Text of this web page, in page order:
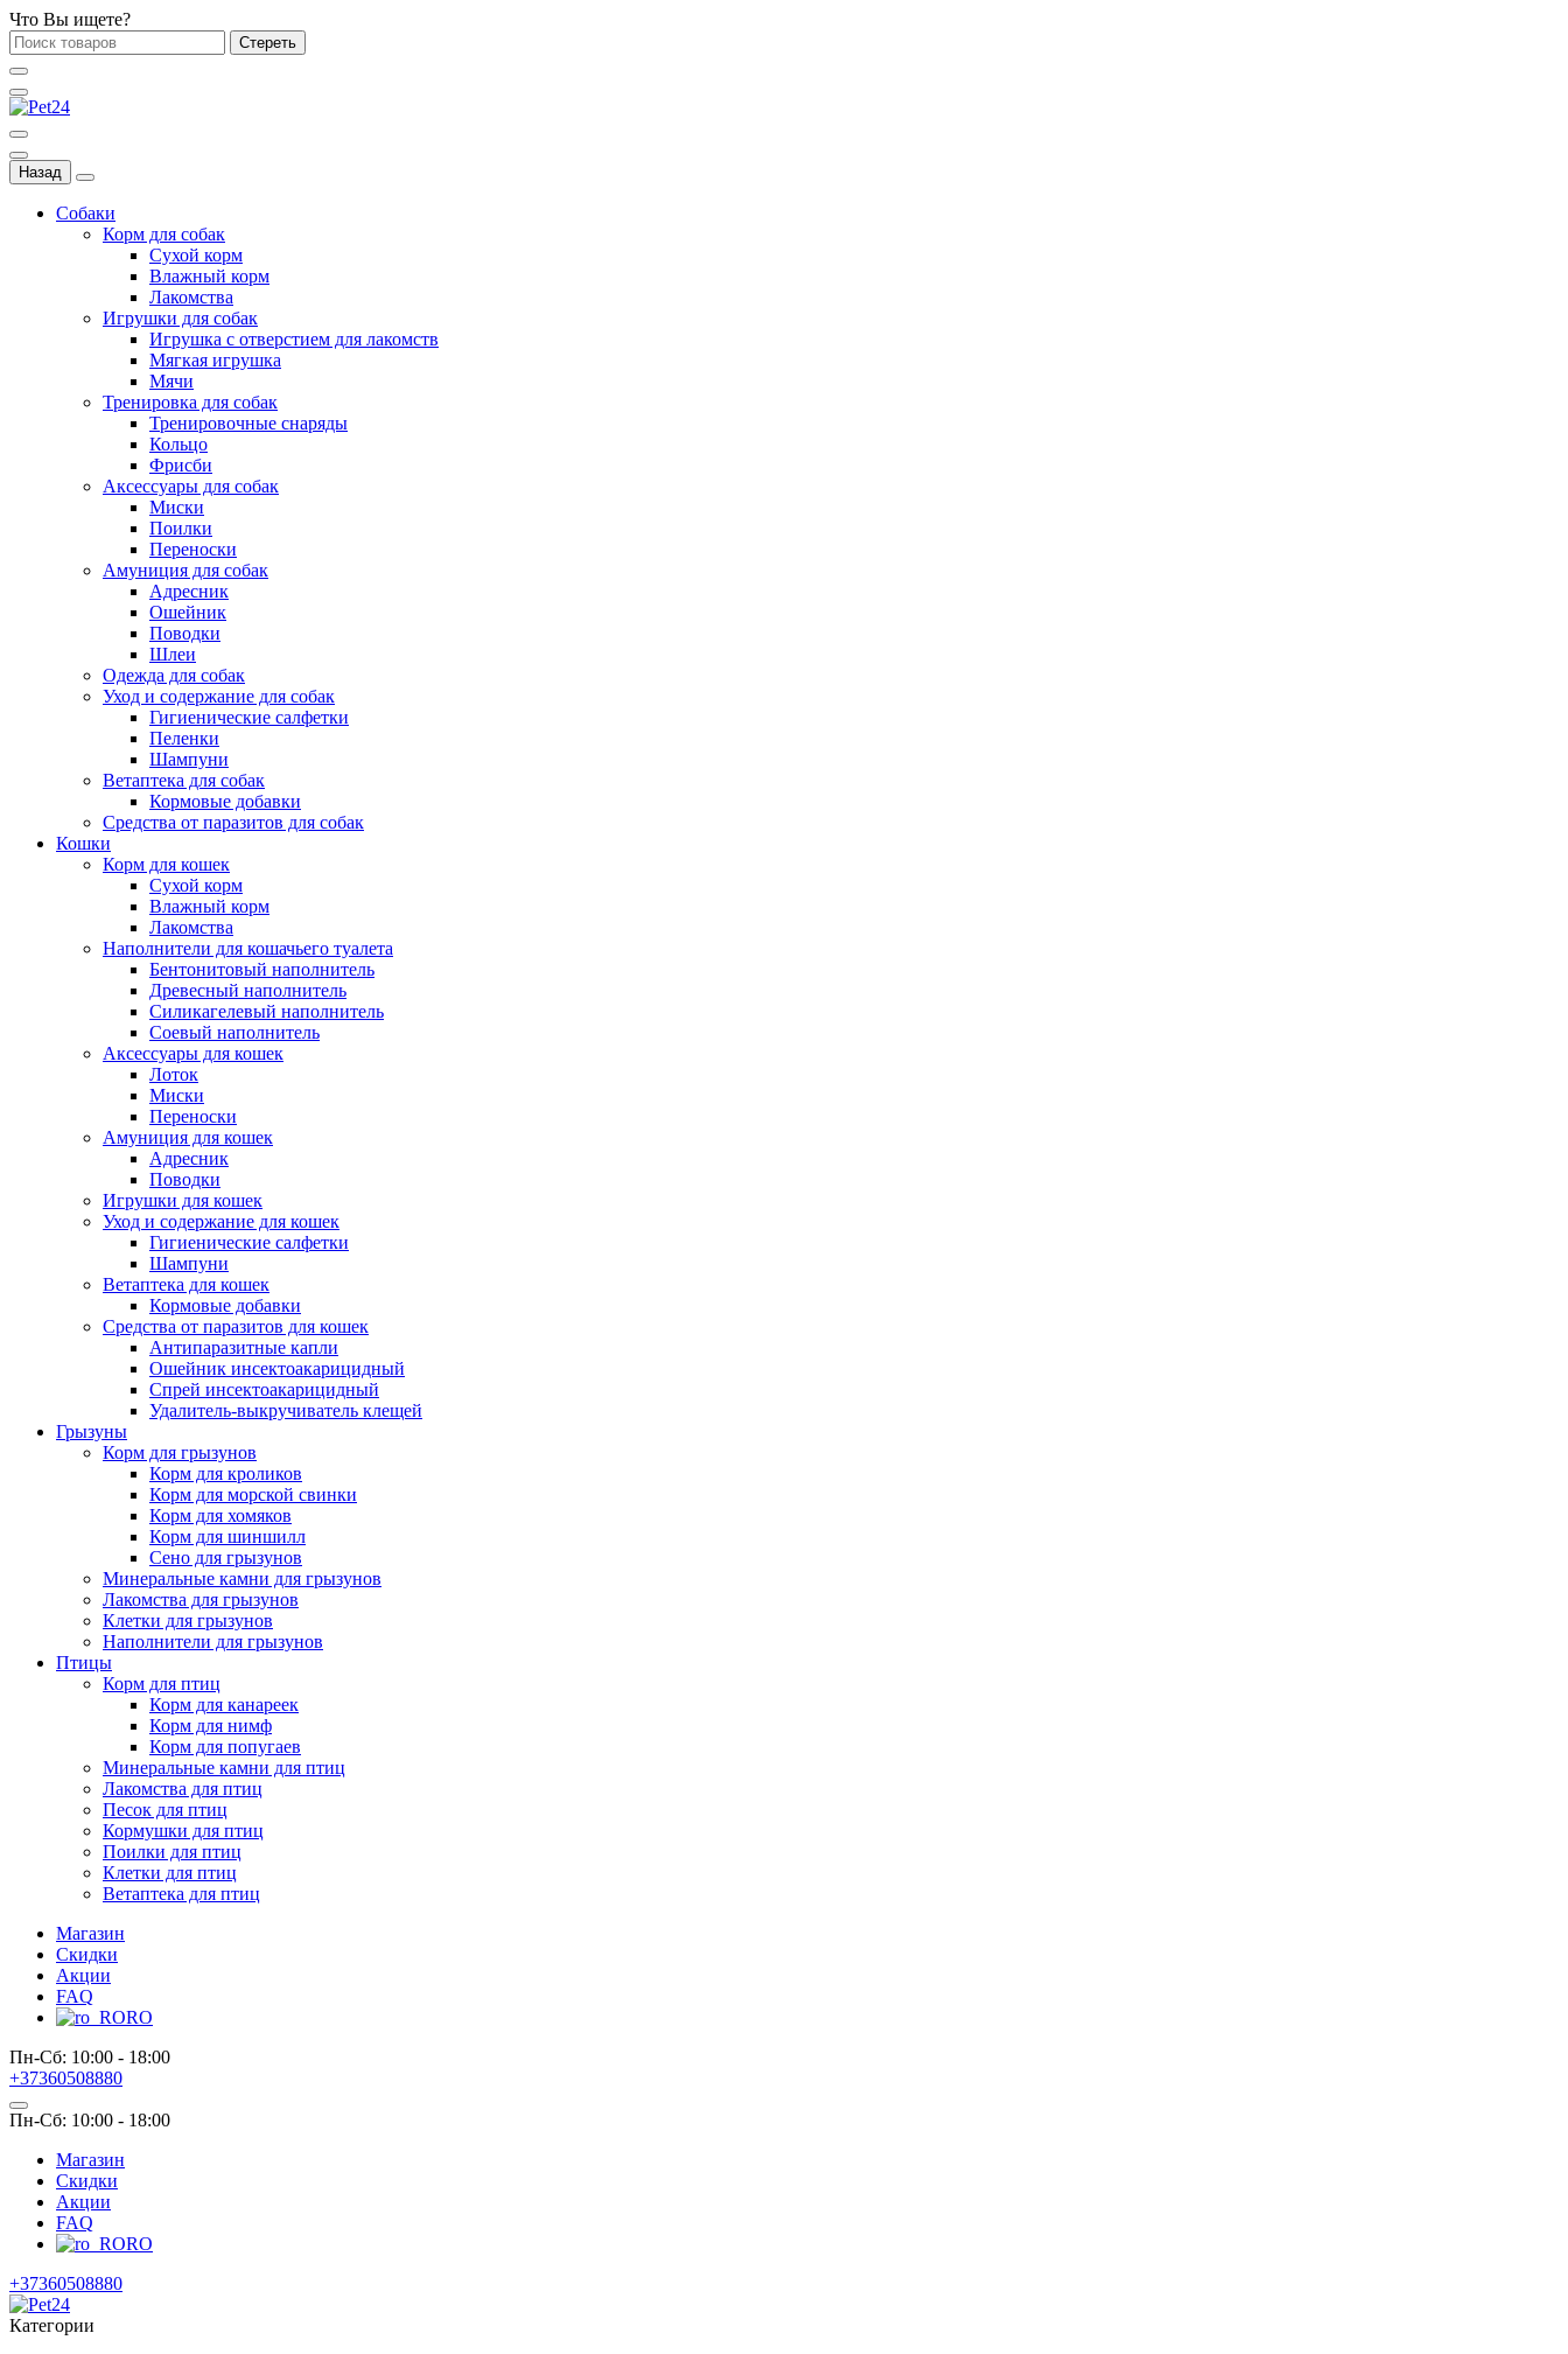
Что Вы ищете?
Стереть
Назад
Собаки
Корм для собак
Сухой корм
Влажный корм
Лакомства
Игрушки для собак
Игрушка с отверстием для лакомств
Мягкая игрушка
Мячи
Тренировка для собак
Тренировочные снаряды
Кольцо
Фрисби
Аксессуары для собак
Миски
Поилки
Переноски
Амуниция для собак
Адресник
Ошейник
Поводки
Шлеи
Одежда для собак
Уход и содержание для собак
Гигиенические салфетки
Пеленки
Шампуни
Ветаптека для собак
Кормовые добавки
Средства от паразитов для собак
Кошки
Корм для кошек
Сухой корм
Влажный корм
Лакомства
Наполнители для кошачьего туалета
Бентонитовый наполнитель
Древесный наполнитель
Силикагелевый наполнитель
Соевый наполнитель
Аксессуары для кошек
Лоток
Миски
Переноски
Амуниция для кошек
Адресник
Поводки
Игрушки для кошек
Уход и содержание для кошек
Гигиенические салфетки
Шампуни
Ветаптека для кошек
Кормовые добавки
Средства от паразитов для кошек
Антипаразитные капли
Ошейник инсектоакарицидный
Спрей инсектоакарицидный
Удалитель-выкручиватель клещей
Грызуны
Корм для грызунов
Корм для кроликов
Корм для морской свинки
Корм для хомяков
Корм для шиншилл
Сено для грызунов
Минеральные камни для грызунов
Лакомства для грызунов
Клетки для грызунов
Наполнители для грызунов
Птицы
Корм для птиц
Корм для канареек
Корм для нимф
Корм для попугаев
Минеральные камни для птиц
Лакомства для птиц
Песок для птиц
Кормушки для птиц
Поилки для птиц
Клетки для птиц
Ветаптека для птиц
Магазин
Скидки
Акции
FAQ
RO
Пн-Сб: 10:00 - 18:00
+37360508880
Пн-Сб: 10:00 - 18:00
Магазин
Скидки
Акции
FAQ
RO
+37360508880
Категории